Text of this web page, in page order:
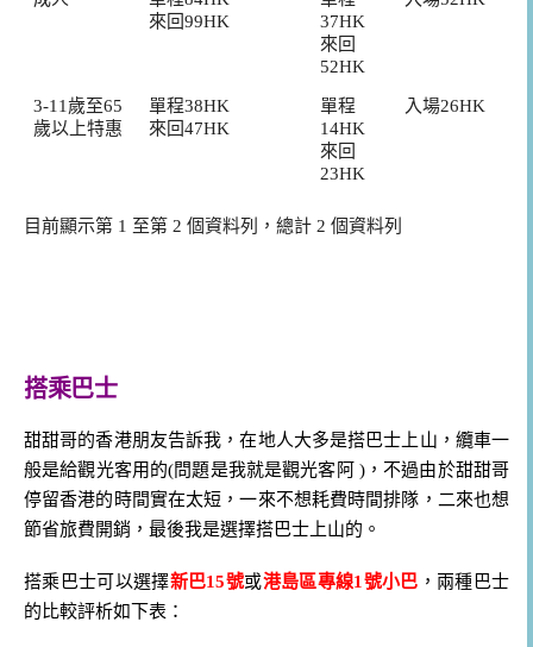
來回99HK
37HK
來回
52HK
3-11歲至65
歲以上特惠
單程38HK
來回47HK
單程
14HK
來回
23HK
入場26HK
目前顯示第 1 至第 2 個資料列，總計 2 個資料列
搭乘巴士
甜甜哥的香港朋友告訴我，在地人大多是搭巴士上山，纜車一
般是給觀光客用的(問題是我就是觀光客阿 )，不過由於甜甜哥
停留香港的時間實在太短，一來不想耗費時間排隊，二來也想
節省旅費開銷，最後我是選擇搭巴士上山的。
搭乘巴士可以選擇新巴15號或港島區專線1號小巴 ，兩種巴士
的比較評析如下表：